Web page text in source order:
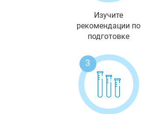
Изучите
рекомендации по
подготовке
3